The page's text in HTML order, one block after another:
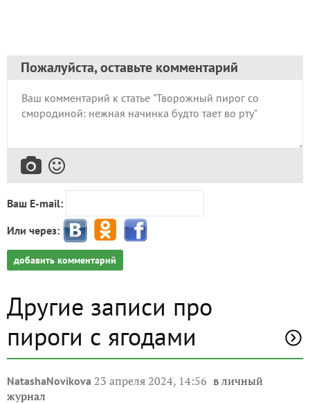
Пожалуйста, оставьте комментарий
Ваш E-mail:
Или через:
добавить комментарий
Другие записи про
пироги с ягодами
NatashaNovikova 23 апреля 2024, 14:56 в личный
журнал